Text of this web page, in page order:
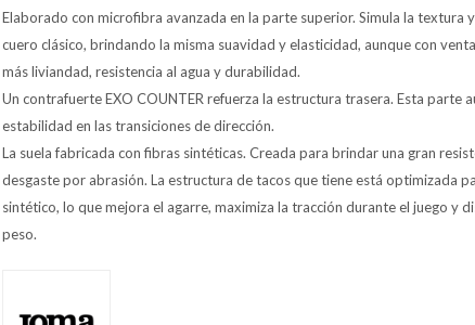
Elaborado con microfibra avanzada en la parte superior. Simula la textura
cuero clásico, brindando la misma suavidad y elasticidad, aunque con
más liviandad, resistencia al agua y durabilidad.
Un contrafuerte EXO COUNTER refuerza la estructura trasera. Esta parte
estabilidad en las transiciones de dirección.
La suela fabricada con fibras sintéticas. Creada para brindar una gran
desgaste por abrasión. La estructura de tacos que tiene está optimizada
sintético, lo que mejora el agarre, maximiza la tracción durante el juego y
peso.